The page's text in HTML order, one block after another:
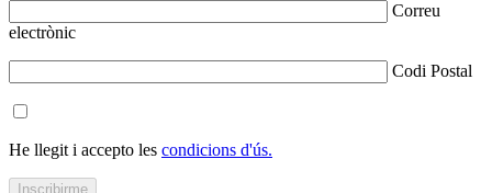
Correu
electrònic
Codi Postal
He llegit i accepto les condicions d'ús.